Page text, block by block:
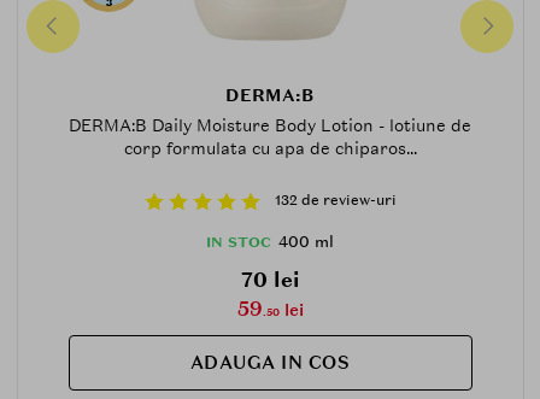
DERMA:B
DERMA:B Daily Moisture Body Lotion - lotiune de
corp formulata cu apa de chiparos...
132 de review-uri
IN STOC 400 ml
70 lei
59.50lei
ADAUGA IN COS